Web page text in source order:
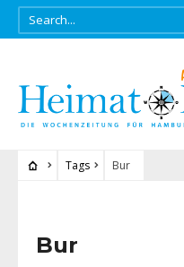
Tags Bur
Bur